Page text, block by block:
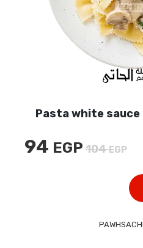
Pasta white
104EGP
السعر
94 EGP